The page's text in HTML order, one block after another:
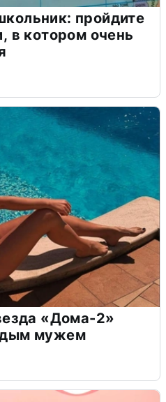
пройдите
в котором очень
«Дома-2»
мужем